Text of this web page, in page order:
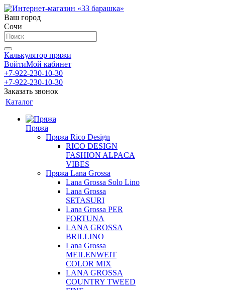
Ваш город
Сочи
Калькулятор пряжи
ВойтиМой кабинет
+7-922-230-10-30
+7-922-230-10-30
Заказать звонок
Каталог
Пряжа
Пряжа Rico Design
RICO DESIGN
FASHION ALPACA
VIBES
Пряжа Lana Grossa
Lana Grossa Solo Lino
Lana Grossa
SETASURI
Lana Grossa PER
FORTUNA
LANA GROSSA
BRILLINO
Lana Grossa
MEILENWEIT
COLOR MIX
LANA GROSSA
COUNTRY TWEED